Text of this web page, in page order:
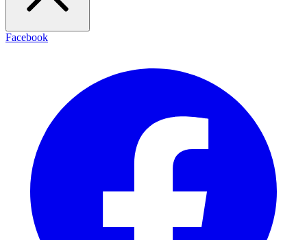
Facebook